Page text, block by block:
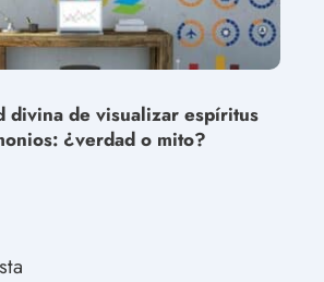
divina de visualizar espíritus
¿verdad o mito?